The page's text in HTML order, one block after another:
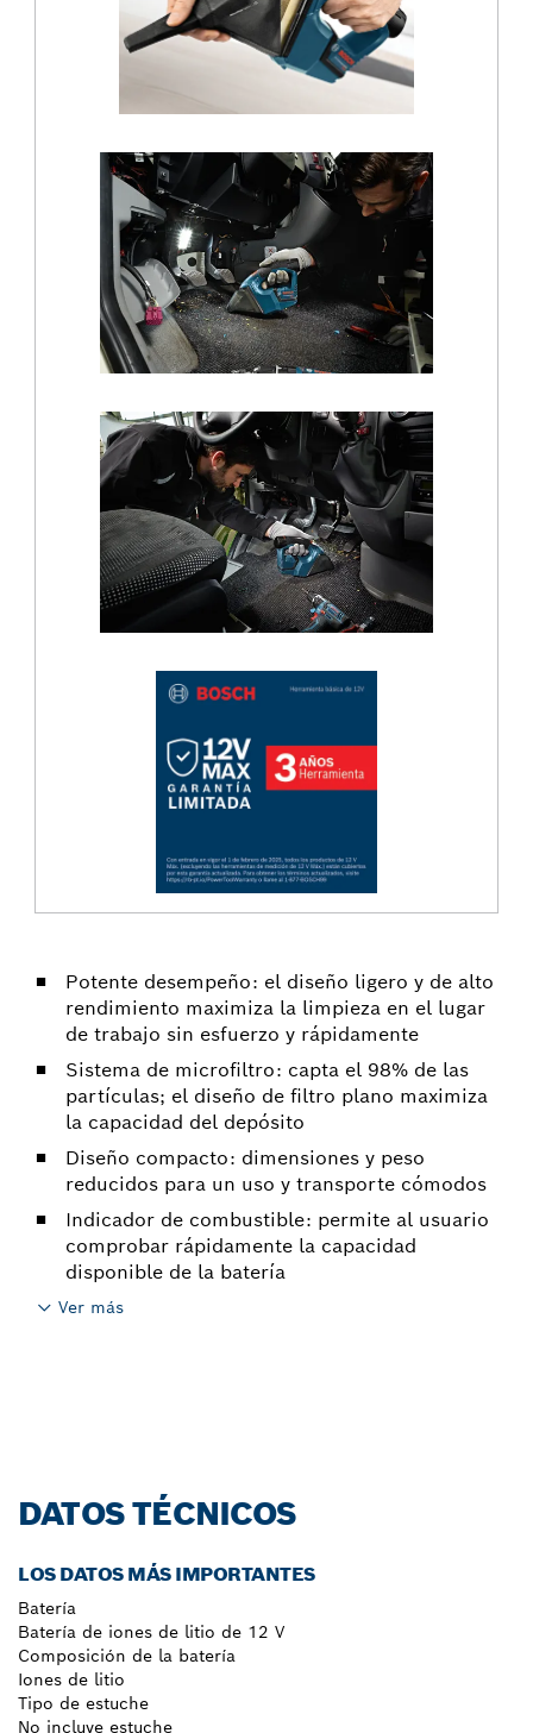
Potente desempeño: el diseño ligero y de alto
rendimiento maximiza la limpieza en el lugar
de trabajo sin esfuerzo y rápidamente
Sistema de microfiltro: capta el 98% de las
partículas; el diseño de filtro plano maximiza
la capacidad del depósito
Diseño compacto: dimensiones y peso
reducidos para un uso y transporte cómodos
Indicador de combustible: permite al usuario
comprobar rápidamente la capacidad
disponible de la batería
Ver más
DATOS TÉCNICOS
LOS DATOS MÁS IMPORTANTES
Batería
Batería de iones de litio de 12 V
Composición de la batería
Iones de litio
Tipo de estuche
No incluye estuche